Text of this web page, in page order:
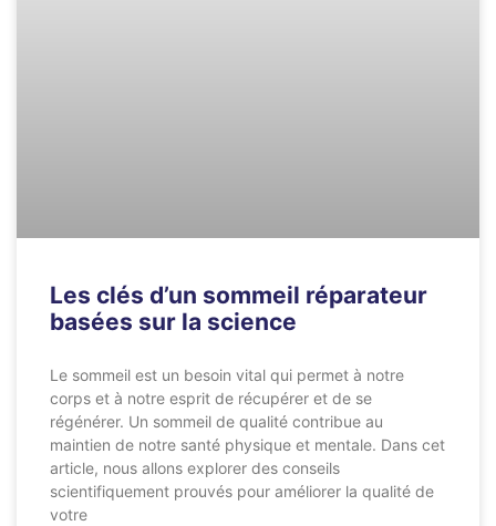
Les clés d’un sommeil réparateur
basées sur la science
Le sommeil est un besoin vital qui permet à notre
corps et à notre esprit de récupérer et de se
régénérer. Un sommeil de qualité contribue au
maintien de notre santé physique et mentale. Dans cet
article, nous allons explorer des conseils
scientifiquement prouvés pour améliorer la qualité de
votre